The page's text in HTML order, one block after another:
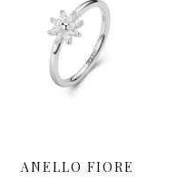
ANELLO FIORE